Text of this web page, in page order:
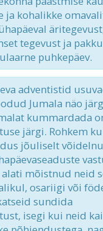
ja kohalikke
tegevust ja
puhkepäev.
adventistid
Jumala näo
kummardada
järgi. Rohkem
jõuliselt
mõistnud neid
osariigi või
sundida
isegi kui neid